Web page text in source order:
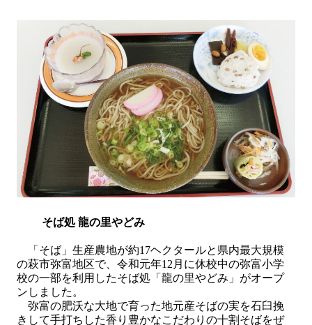
そば処 龍の里やどみ
「そば」生産農地が約17ヘクタールと県内最大規模
の萩市弥富地区で、令和元年12 月に休校中の弥富小学
校の一部を利用したそば処「龍の里やどみ」がオープ
ンしました。
弥富の肥沃な大地で育った地元産そばの実を石臼挽
きして手打ちした香り豊かなこだわりの十割そばをぜ